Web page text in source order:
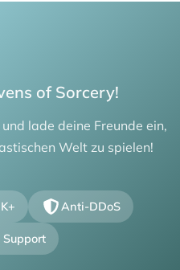
of Sorcery!
lade deine Freunde ein,
Welt zu spielen!
Anti-DDoS
Support